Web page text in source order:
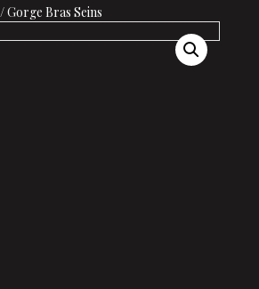
/ Gorge Bras Seins